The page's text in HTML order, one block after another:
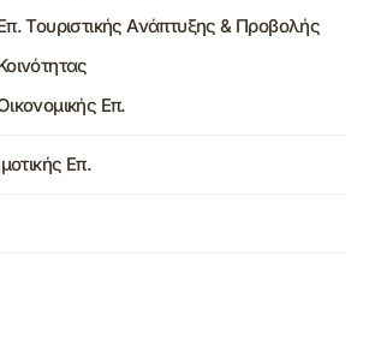
Τουριστικής Ανάπτυξης & Προβολής
Επ.
Επ.